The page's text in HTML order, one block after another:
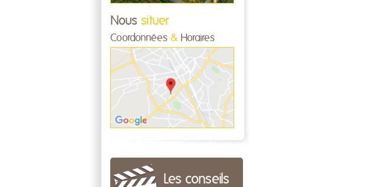
Nous situer
Coordonnées & Horaires
Les conseils